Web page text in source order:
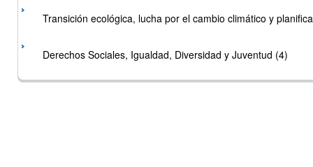
Transición ecológica, lucha por el cambio climático y
Derechos Sociales, Igualdad, Diversidad y Juventud (4)